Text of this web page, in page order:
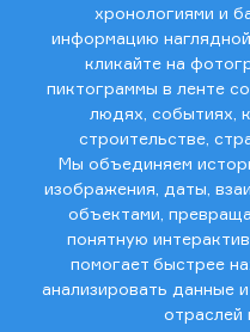
хронологиями и
информацию
кликайте на
пиктограммы в ленте
людях, событиях,
строительстве,
Мы объединяем
изображения, даты,
объектами,
понятную
помогает быстрее
анализировать данные
отраслей